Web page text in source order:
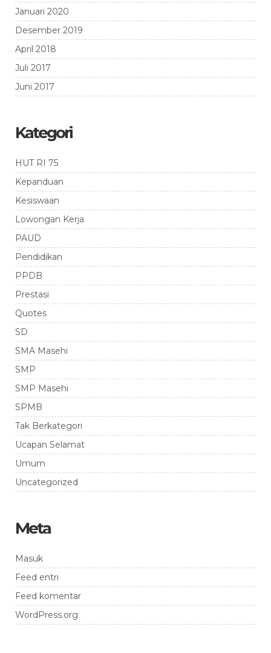
Januari 2020
Desember 2019
April 2018
Juli 2017
Juni 2017
Kategori
HUT RI 75
Kepanduan
Kesiswaan
Lowongan Kerja
PAUD
Pendidikan
PPDB
Prestasi
Quotes
SD
SMA Masehi
SMP
SMP Masehi
SPMB
Tak Berkategori
Ucapan Selamat
Umum
Uncategorized
Meta
Masuk
Feed entri
Feed komentar
WordPress.org